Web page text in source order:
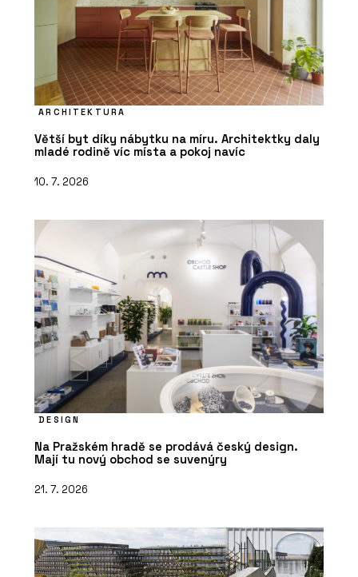
ARCHITEKTURA
Větší byt díky nábytku na míru. Architektky daly
mladé rodině víc místa a pokoj navíc
10. 7. 2026
DESIGN
Na Pražském hradě se prodává český design.
Mají tu nový obchod se suvenýry
21. 7. 2026